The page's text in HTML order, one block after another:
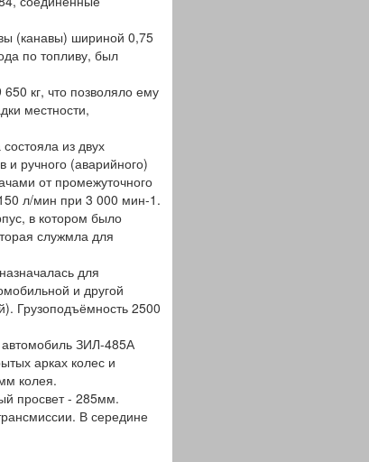
(канавы) шириной 0,75
по топливу, был
кг, что позволяло ему
местности,
из двух
и ручного (аварийного)
от промежуточного
л/мин при 3 000 мин-1.
в котором было
служмла для
для
и другой
Грузоподъёмность 2500
ЗИЛ-485А
арках колес и
колея.
просвет - 285мм.
В середине